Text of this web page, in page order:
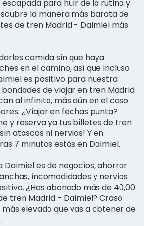
para huir de la rutina y
la manera más barata de
de tren Madrid - Daimiel más
comida sin que haya
en el camino, así que incluso
es positivo para nuestra
de viajar en tren Madrid
al infinito, más aún en el caso
¿Viajar en fechas punta?
y reserva ya tus billetes de tren
atascos ni nervios! Y en
7 minutos estás en Daimiel.
Daimiel es de negocios, ahorrar
incomodidades y nervios
¿Has abonado más de 40,00
tren Madrid - Daimiel? Craso
elevado que vas a obtener de